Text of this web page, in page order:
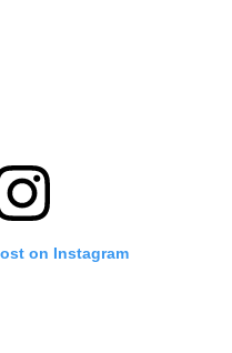
on Instagram